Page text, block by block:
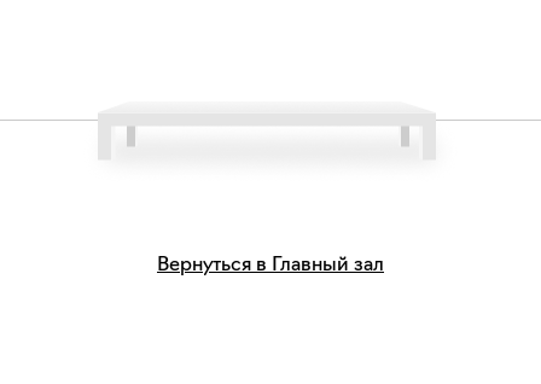
Вернуться в Главный зал